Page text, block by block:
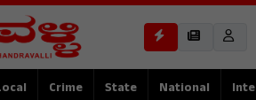
Crime State National